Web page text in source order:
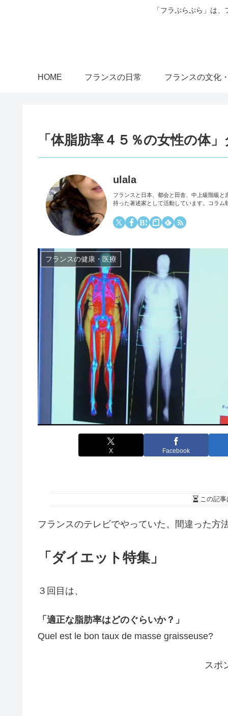
「フラぷらぷら」は
HOME フランスの日常 フランスの文化
「体脂肪率４５％の女性の体
ulala
フランスと日本、都会と田舎、中上級階級
持った著述家として活動しています。コラム
フランスの健康・医療
X Facebook
この記事
フランスのテレビでやっていた、間違った方
「ダイエット特集」
３回目は、
「適正な脂肪率はどのぐらいか？」
Quel est le bon taux de masse graisseuse?
スポ